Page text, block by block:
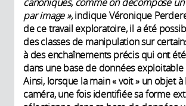
par image »,indique Véronique
de ce travail exploratoire, il a été
des classes de manipulation sur
à des enchaînements précis qui ont
dans une base de données
Ainsi, lorsque la main « voit » un objet à
caméra, une fois identifiée sa forme